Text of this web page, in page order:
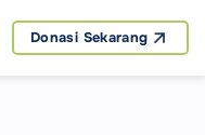
Donasi Sekarang